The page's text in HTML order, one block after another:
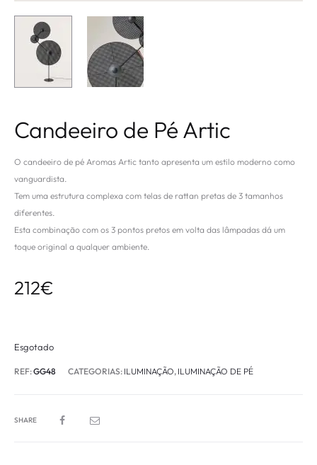
Candeeiro de Pé Artic
O candeeiro de pé Aromas Artic tanto apresenta um estilo moderno como
vanguardista.
Tem uma estrutura complexa com telas de rattan pretas de 3 tamanhos
diferentes.
Esta combinação com os 3 pontos pretos em volta das lâmpadas dá um
toque original a qualquer ambiente.
212€
Esgotado
REF:GG48 CATEGORIAS: ILUMINAÇÃO, ILUMINAÇÃO DE PÉ
SHARE